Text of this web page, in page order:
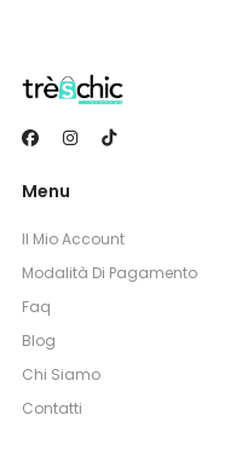
Menu
Il Mio Account
Modalità Di Pagamento
Faq
Blog
Chi Siamo
Contatti